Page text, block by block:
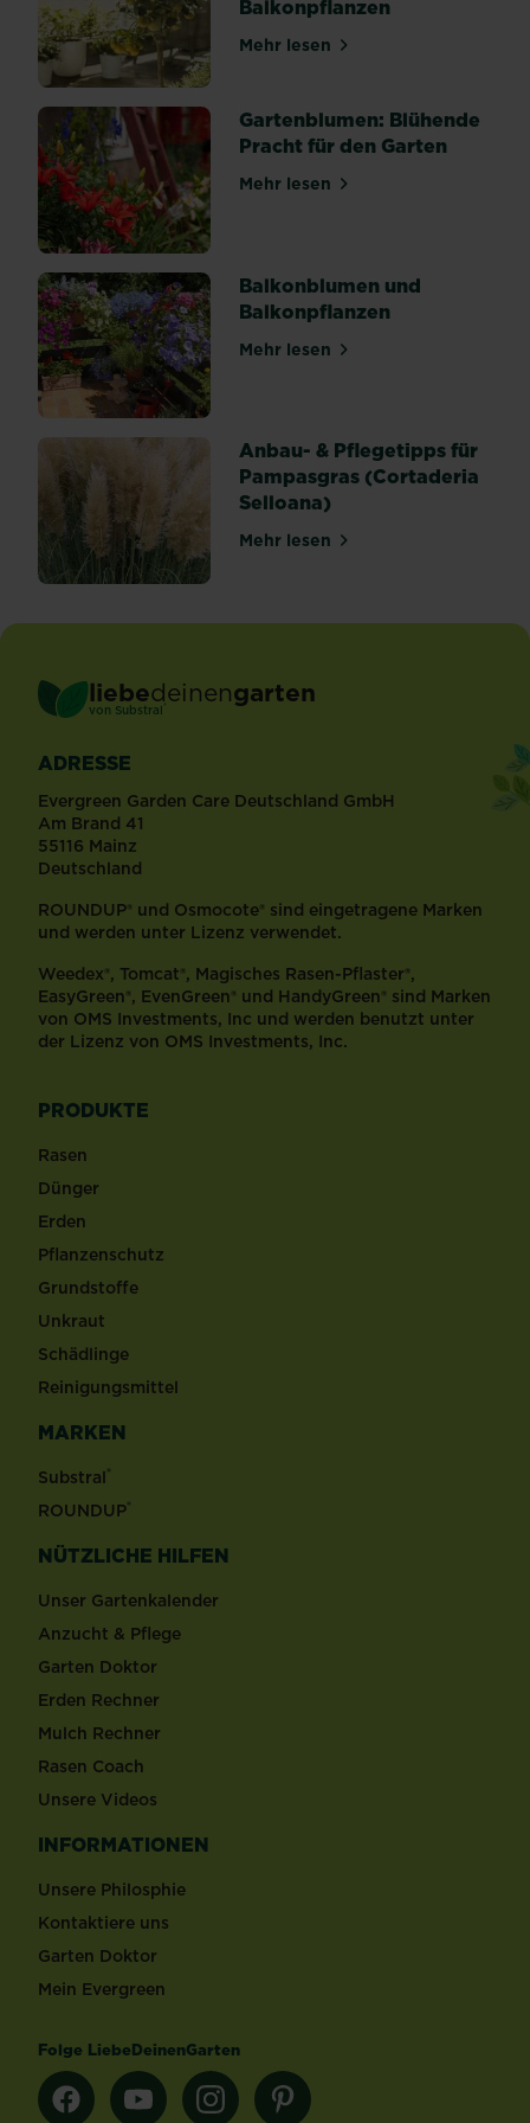
öffnen
sich
bereits
vor
dem
Laubaustrieb
und
lassen...
Balkonpflanzen
Mehr lesenüber Alles Wissenswerte
Gartenblumen: Blühende
Pracht für den Garten
Mehr lesenüber Gartenblumen:
Balkonblumen und
Balkonpflanzen
Mehr lesenüber Balkonblumen und
Anbau- & Pflegetipps für
Pampasgras (Cortaderia
Selloana)
Mehr lesenüber Anbau- & Pflegetipps
liebedeinengarten
von Substral ®
ADRESSE
Evergreen Garden Care Deutschland GmbH
Am Brand 41
55116 Mainz
Deutschland
ROUNDUP® und Osmocote® sind eingetragene Marken
und werden unter Lizenz verwendet.
Weedex®, Tomcat®, Magisches Rasen-Pflaster®,
EasyGreen®, EvenGreen® und HandyGreen® sind Marken
von OMS Investments, Inc und werden benutzt unter
der Lizenz von OMS Investments, Inc.
PRODUKTE
Rasen
Dünger
Erden
Pflanzenschutz
Grundstoffe
Unkraut
Schädlinge
Reinigungsmittel
MARKEN
Substral®
ROUNDUP®
NÜTZLICHE HILFEN
Unser Gartenkalender
Anzucht & Pflege
Garten Doktor
Erden Rechner
Mulch Rechner
Rasen Coach
Unsere Videos
INFORMATIONEN
Unsere Philosphie
Kontaktiere uns
Garten Doktor
Mein Evergreen
Folge LiebeDeinenGarten